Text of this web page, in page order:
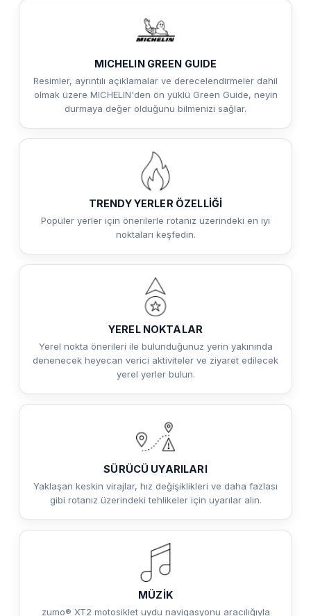
MICHELIN GREEN GUIDE
Resimler, ayrıntılı açıklamalar ve derecelendirmeler dahil
olmak üzere MICHELIN'den ön yüklü Green Guide, neyin
durmaya değer olduğunu bilmenizi sağlar.
TRENDY YERLER ÖZELLİĞİ
Popüler yerler için önerilerle rotanız üzerindeki en iyi
noktaları keşfedin.
YEREL NOKTALAR
Yerel nokta önerileri ile bulunduğunuz yerin yakınında
denenecek heyecan verici aktiviteler ve ziyaret edilecek
yerel yerler bulun.
SÜRÜCÜ UYARILARI
Yaklaşan keskin virajlar, hız değişiklikleri ve daha fazlası
gibi rotanız üzerindeki tehlikeler için uyarılar alın.
MÜZİK
zumo® XT2 motosiklet uydu navigasyonu aracılığıyla